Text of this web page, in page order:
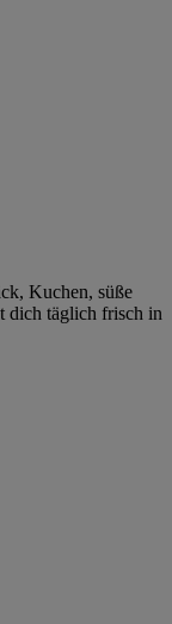
Kuchen, süße
dich täglich frisch in